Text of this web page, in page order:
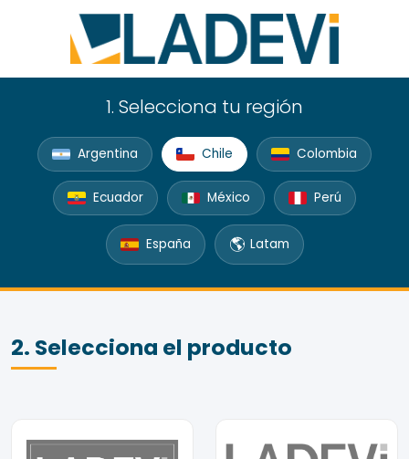
1. Selecciona tu región
Argentina Chile Colombia
Ecuador México Perú
España 🌎 Latam
2. Selecciona el producto